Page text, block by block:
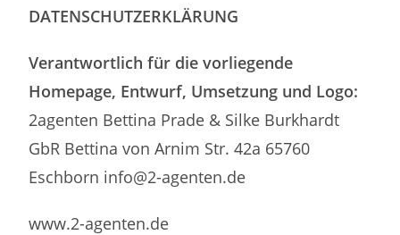
DATENSCHUTZERKLÄRUNG
Verantwortlich für die vorliegende
Homepage, Entwurf, Umsetzung und Logo:
2agenten Bettina Prade & Silke Burkhardt
GbR Bettina von Arnim Str. 42a 65760
Eschborn info@2-agenten.de
www.2-agenten.de